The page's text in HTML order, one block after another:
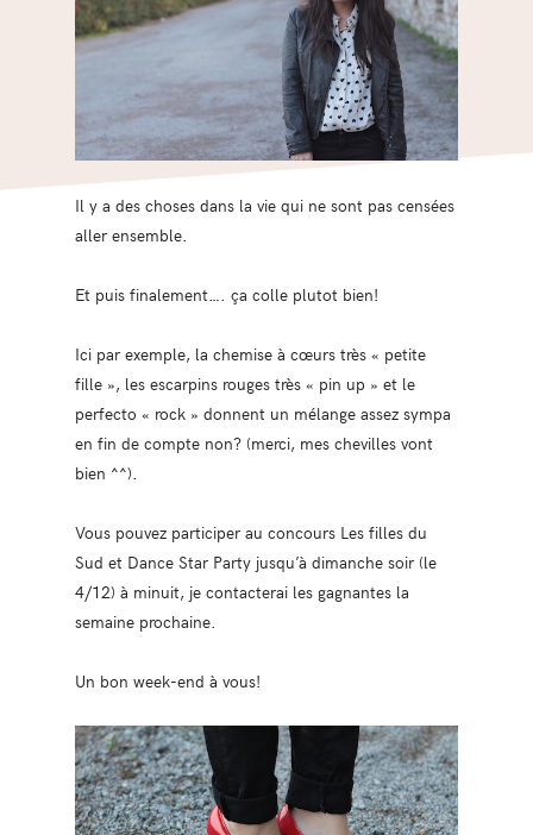
Il y a des choses dans la vie qui ne sont pas censées
aller ensemble.
Et puis finalement…. ça colle plutot bien!
Ici par exemple, la chemise à cœurs très « petite
fille », les escarpins rouges très « pin up » et le
perfecto « rock » donnent un mélange assez sympa
en fin de compte non? (merci, mes chevilles vont
bien ^^).
Vous pouvez participer au concours Les filles du
Sud et Dance Star Party jusqu’à dimanche soir (le
4/12) à minuit, je contacterai les gagnantes la
semaine prochaine.
Un bon week-end à vous!